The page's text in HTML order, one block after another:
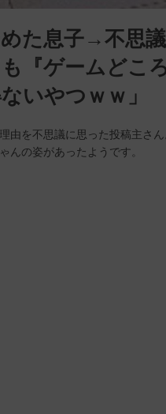
た息子→不思
『ゲームどこ
いやつｗｗ」
由を不思議に思った投稿主さ
んの姿があったようです。